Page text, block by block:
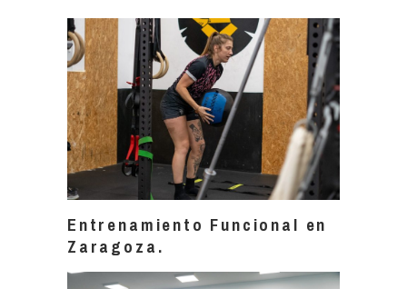
Entrenamiento Funcional en
Zaragoza.